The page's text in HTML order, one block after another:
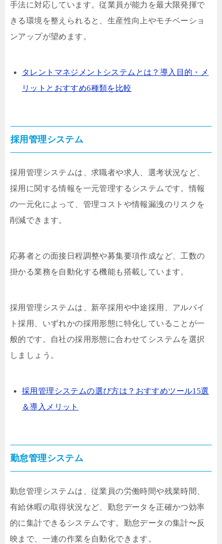
手法に対応しています。従業員が能力を最大限発揮で
きる環境を整えられると、生産性向上やモチベーショ
ンアップが望めます。
タレントマネジメントシステムとは？導入目的・メ
リットとおすすめ6種類を比較
採用管理システム
採用管理システムは、求職者や求人、選考状況など、
採用に関する情報を一元管理するシステムです。情報
の一元化によって、管理コストや情報漏洩のリスクを
削減できます。
応募者との面接日程調整や募集要項作成など、工数の
掛かる業務を自動化する機能も搭載しています。
採用管理システムは、新卒採用や中途採用、アルバイ
ト採用、いずれかの採用形態に特化していることが一
般的です。自社の採用形態に合わせてシステムを選択
しましょう。
採用管理システムの選び方は？おすすめツール15選
＆導入メリット
勤怠管理システム
勤怠管理システムは、従業員の労働時間や残業時間、
有給休暇の取得状況など、勤怠データを正確かつ効率
的に集計できるシステムです。勤怠データの集計〜反
映まで、一連の作業を自動化できます。